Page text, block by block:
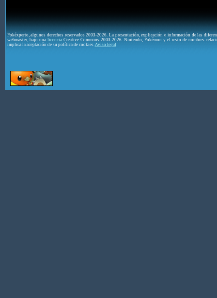
Pokéxperto, algunos derechos reservados 2003-2026. La presentación, explicación e información de las
webmaster, bajo una licenciaCreative Commons 2003-2026. Nintendo, Pokémon y el resto de nombres
implica la aceptación de su política de cookies. Aviso legal